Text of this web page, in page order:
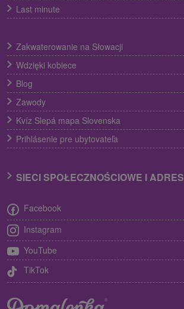
Last minute
Zakwaterowanie na Słowacji
Wdzięki kobiece
Blog
Zawody
Kvíz Slepá mapa Slovenska
Prihlásenie pre ubytovateľa
SIECI SPOŁECZNOŚCIOWE I ADRES
Facebook
Instagram
YouTube
TikTok